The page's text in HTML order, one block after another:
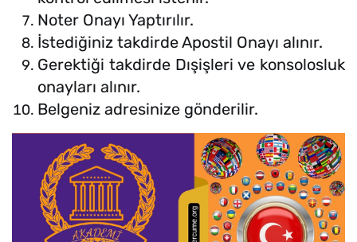
Noter Onayı Yaptırılır.
İstediğiniz takdirde Apostil Onayı alınır.
Gerektiği takdirde Dışişleri ve konsolosluk
onayları alınır.
Belgeniz adresinize gönderilir.